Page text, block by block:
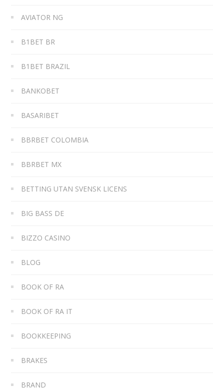
AVIATOR NG
B1BET BR
B1BET BRAZIL
BANKOBET
BASARIBET
BBRBET COLOMBIA
BBRBET MX
BETTING UTAN SVENSK LICENS
BIG BASS DE
BIZZO CASINO
BLOG
BOOK OF RA
BOOK OF RA IT
BOOKKEEPING
BRAKES
BRAND